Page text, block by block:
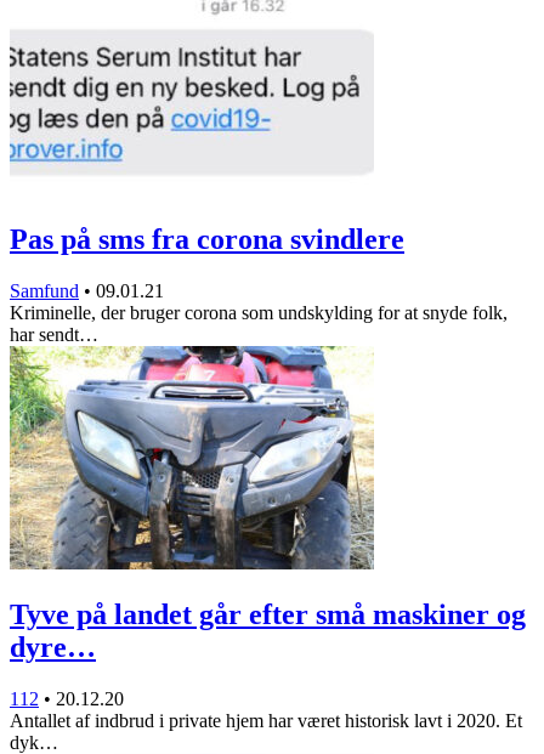
Pas på sms fra corona svindlere
Samfund • 09.01.21
Kriminelle, der bruger corona som undskylding for at snyde folk,
har sendt…
Tyve på landet går efter små maskiner og
dyre…
112 • 20.12.20
Antallet af indbrud i private hjem har været historisk lavt i 2020. Et
dyk…